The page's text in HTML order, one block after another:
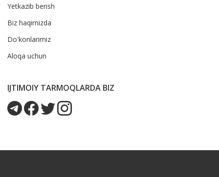
Yetkazib berish
Biz haqimizda
Do'konlarimiz
Aloqa uchun
IJTIMOIY TARMOQLARDA BIZ